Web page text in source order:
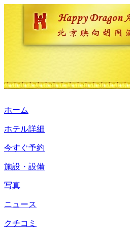
ホーム
ホテル詳細
今すぐ予約
施設・設備
写真
ニュース
クチコミ